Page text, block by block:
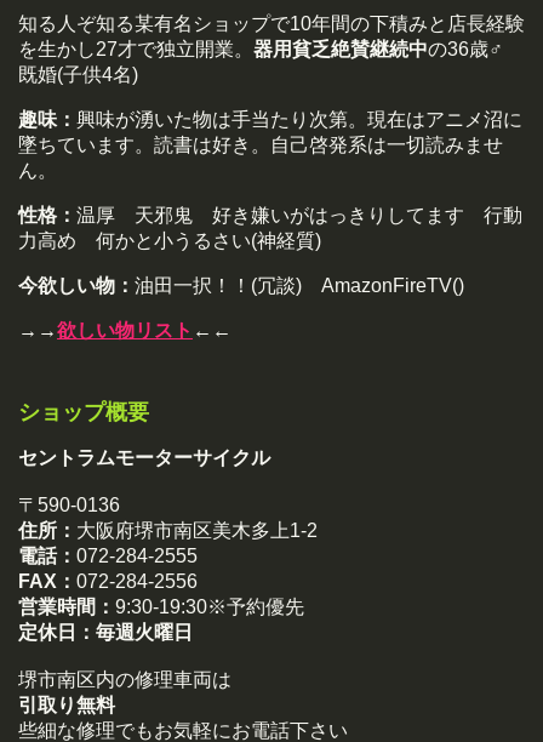
知る人ぞ知る某有名ショップで10年間の下積みと店長経験
を生かし27才で独立開業。 器用貧乏絶賛継続中の36歳♂
既婚(子供4名)
趣味： 興味が湧いた物は手当たり次第。現在はアニメ沼に
墜ちています。読書は好き。自己啓発系は一切読みませ
ん。
性格： 温厚 天邪鬼 好き嫌いがはっきりしてます 行動
力高め 何かと小うるさい(神経質)
今欲しい物： 油田一択！！(冗談) AmazonFireTV()
→→欲しい物リスト ←←
ショップ概要
セントラムモーターサイクル
〒590-0136
住所： 大阪府堺市南区美木多上1-2
電話： 072-284-2555
FAX： 072-284-2556
営業時間： 9:30-19:30※予約優先
定休日： 毎週火曜日
堺市南区内の修理車両は
引取り無料
些細な修理でもお気軽にお電話下さい